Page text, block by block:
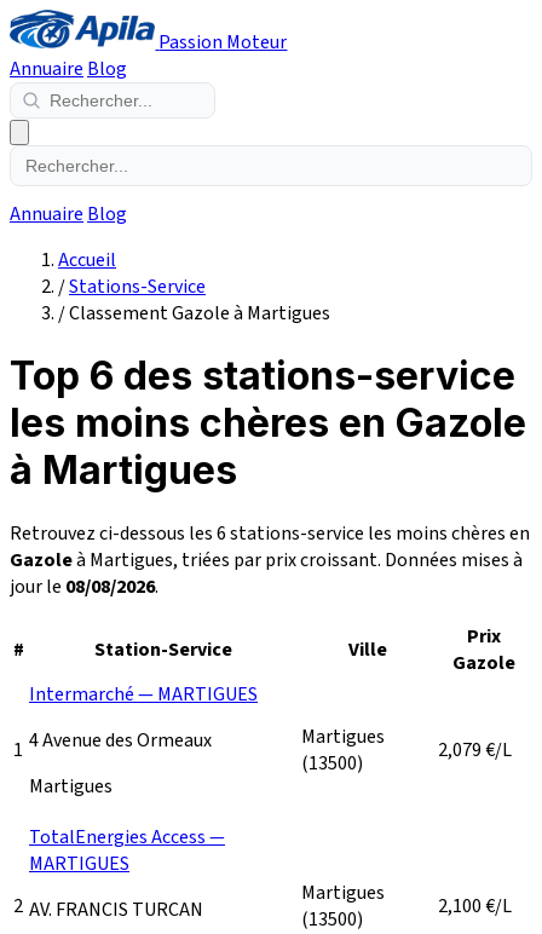
Passion Moteur
Annuaire Blog
Annuaire Blog
Accueil
/Stations-Service
/Classement Gazole à Martigues
Top 6 des stations-service
les moins chères en Gazole
à Martigues
Retrouvez ci-dessous les 6 stations-service les moins chères en
Gazoleà Martigues, triées par prix croissant. Données mises à
jour le 08/08/2026.
# Station-Service Ville
Prix
Gazole
1
Intermarché — MARTIGUES
4 Avenue des Ormeaux
Martigues
Martigues
(13500)
2,079€/L
2
TotalEnergies Access —
MARTIGUES
AV. FRANCIS TURCAN
Martigues
(13500)
2,100€/L